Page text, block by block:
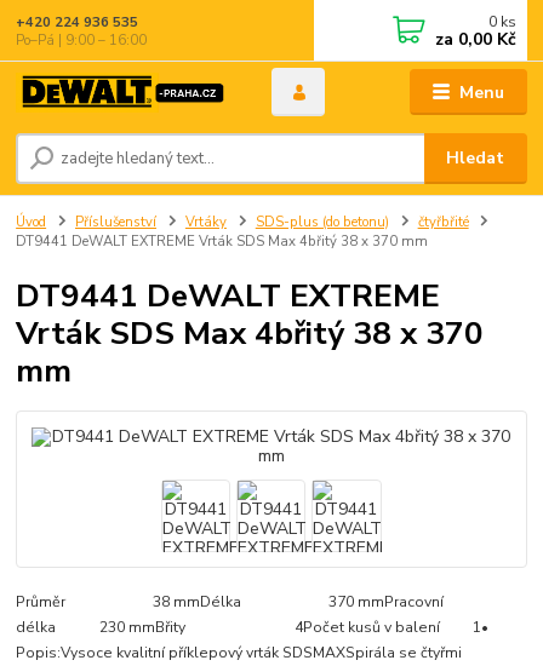
Menu
Hledat
+420 224 936 535
Po–Pá | 9:00 – 16:00
0 ks
za 0,00 Kč
Úvod Příslušenství Vrtáky SDS-plus (do betonu)
čtyřbřité
DT9441 DeWALT EXTREME Vrták SDS Max 4břitý 38 x 370 mm
DT9441 DeWALT EXTREME
Vrták SDS Max 4břitý 38 x 370
mm
Průměr 38 mmDélka 370 mmPracovní
délka 230 mmBřity 4Počet kusů v balení 1•
Popis:Vysoce kvalitní příklepový vrták SDSMAXSpirála se čtyřmi